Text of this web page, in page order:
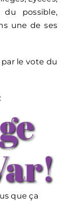
du possible,
une de ses
le vote du
que ça